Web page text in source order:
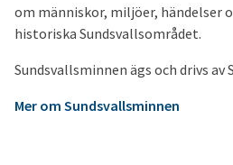
om människor, miljöer, händelser
historiska Sundsvallsområdet.
Sundsvallsminnen ägs och drivs av
Mer om Sundsvallsminnen